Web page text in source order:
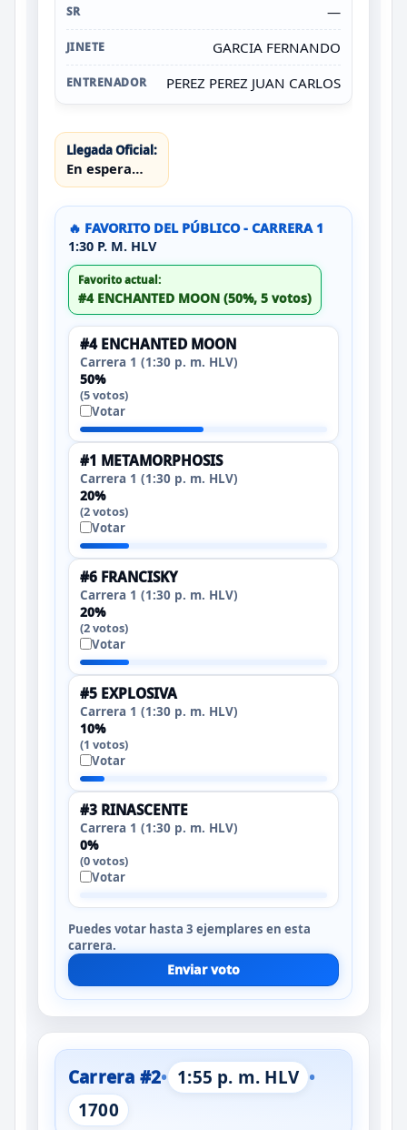
—
GARCIA FERNANDO
PEREZ PEREZ JUAN CARLOS
Llegada Oficial:
En espera…
🔥 FAVORITO DEL PÚBLICO - CARRERA 1
1:30 P. M. HLV
Favorito actual:
#4 ENCHANTED MOON (50%, 5 votos)
#4 ENCHANTED MOON
Carrera 1 (1:30 p. m. HLV)
50%
(5 votos)
Votar
#1 METAMORPHOSIS
Carrera 1 (1:30 p. m. HLV)
20%
(2 votos)
Votar
#6 FRANCISKY
Carrera 1 (1:30 p. m. HLV)
20%
(2 votos)
Votar
#5 EXPLOSIVA
Carrera 1 (1:30 p. m. HLV)
10%
(1 votos)
Votar
#3 RINASCENTE
Carrera 1 (1:30 p. m. HLV)
0%
(0 votos)
Votar
Puedes votar hasta 3 ejemplares en esta
carrera.
Enviar voto
Carrera #2• 1:55 p. m. HLV •
1700